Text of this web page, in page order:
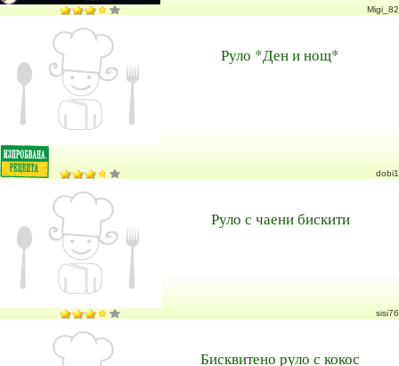
Migi_82
Руло *Ден и нощ*
dobi1
Руло с чаени бискити
sisi76
Бисквитено руло с кокос